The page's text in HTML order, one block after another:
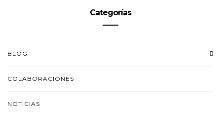
Categorías
BLOG
COLABORACIONES
NOTICIAS